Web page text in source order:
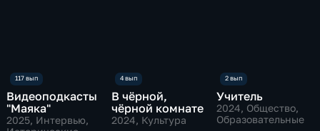
Видеоподкасты
"Маяка"
2025, Интервью,
В чёрной,
чёрной комнате
2024, Культура
Учитель
2024, Общество,
Образовательные